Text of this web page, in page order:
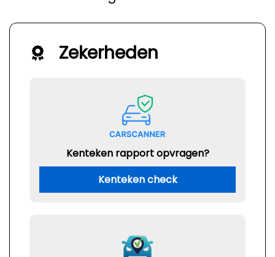
Zekerheden
Kenteken rapport opvragen?
Kenteken check